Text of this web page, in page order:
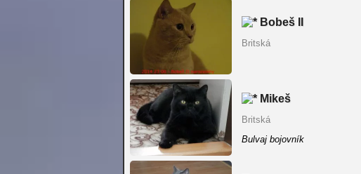
Bobeš II
Britská
Mikeš
Britská
Bulvaj bojovník